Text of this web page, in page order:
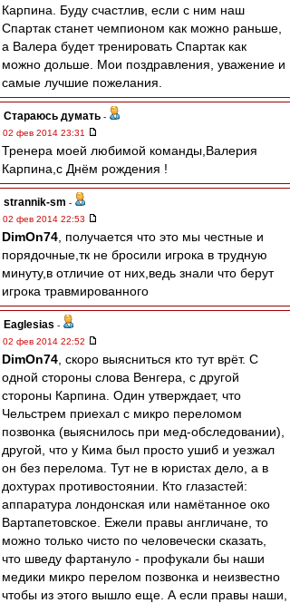
Карпина. Буду счастлив, если с ним наш
Спартак станет чемпионом как можно раньше,
а Валера будет тренировать Спартак как
можно дольше. Мои поздравления, уважение и
самые лучшие пожелания.
Стараюсь думать -
02 фев 2014 23:31
Тренера моей любимой команды,Валерия
Карпина,с Днём рождения !
strannik-sm -
02 фев 2014 22:53
DimOn74 , получается что это мы честные и
порядочные,тк не бросили игрока в трудную
минуту,в отличие от них,ведь знали что берут
игрока травмированного
Eaglesias -
02 фев 2014 22:52
DimOn74 , скоро выясниться кто тут врёт. С
одной стороны слова Венгера, с другой
стороны Карпина. Один утверждает, что
Чельстрем приехал с микро переломом
позвонка (выяснилось при мед-обследовании),
другой, что у Кима был просто ушиб и уезжал
он без перелома. Тут не в юристах дело, а в
дохтурах противостоянии. Кто глазастей:
аппаратура лондонская или намётанное око
Вартапетовское. Ежели правы англичане, то
можно только чисто по человечески сказать,
что шведу фартануло - профукали бы наши
медики микро перелом позвонка и неизвестно
чтобы из этого вышло еще. А если правы наши,